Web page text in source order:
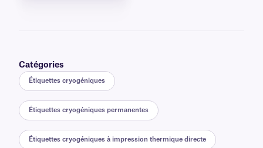
Catégories
Étiquettes cryogéniques
Étiquettes cryogéniques permanentes
Étiquettes cryogéniques à impression thermique directe